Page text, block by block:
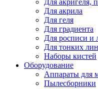
Для акригеля,
Для акрила
Для геля
Для градиента
Для росписи и
Для тонких
Наборы кистей
Оборудование
Аппараты для
Пылесборники